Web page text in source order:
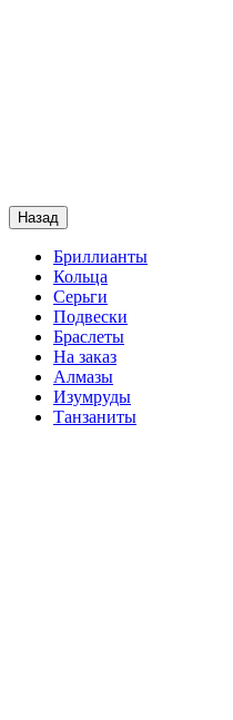
Назад
Бриллианты
Кольца
Серьги
Подвески
Браслеты
На заказ
Алмазы
Изумруды
Танзаниты